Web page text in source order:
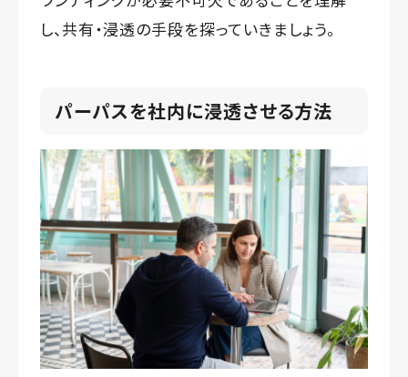
し、共有・浸透の手段を探っていきましょう。
パーパスを社内に浸透させる方法